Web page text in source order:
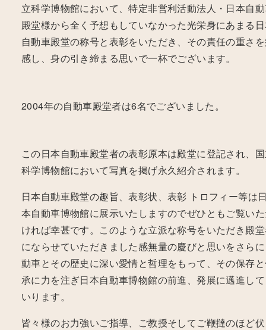
立科学博物館において、特定非営利活動法人・日本自
殿堂様から全く予想もしていなかった光栄身にあまる
自動車殿堂の称号と表彰をいただき、その責任の重さ
感し、身の引き締まる思いで一杯でございます。
2004年の自動車殿堂者は6名でございました。
この日本自動車殿堂者の表彰原本は殿堂に登記され、
科学博物館において写真を掲げ永久紹介されます。
日本自動車殿堂の趣旨、表彰状、表彰 トロフィー等は
本自動車博物館に展示いたしますのでぜひともご覧い
ければ幸甚です。このような立派な称号をいただき殿
にならせていただきました感無量の慶びと思いをさら
動車とその歴史に深い愛情と哲理をもって、その保存
承に力を注ぎ日本自動車博物館の前進、発展に邁進し
いります。
皆々様のお力強いご指導、ご教授そしてご鞭撻のほど